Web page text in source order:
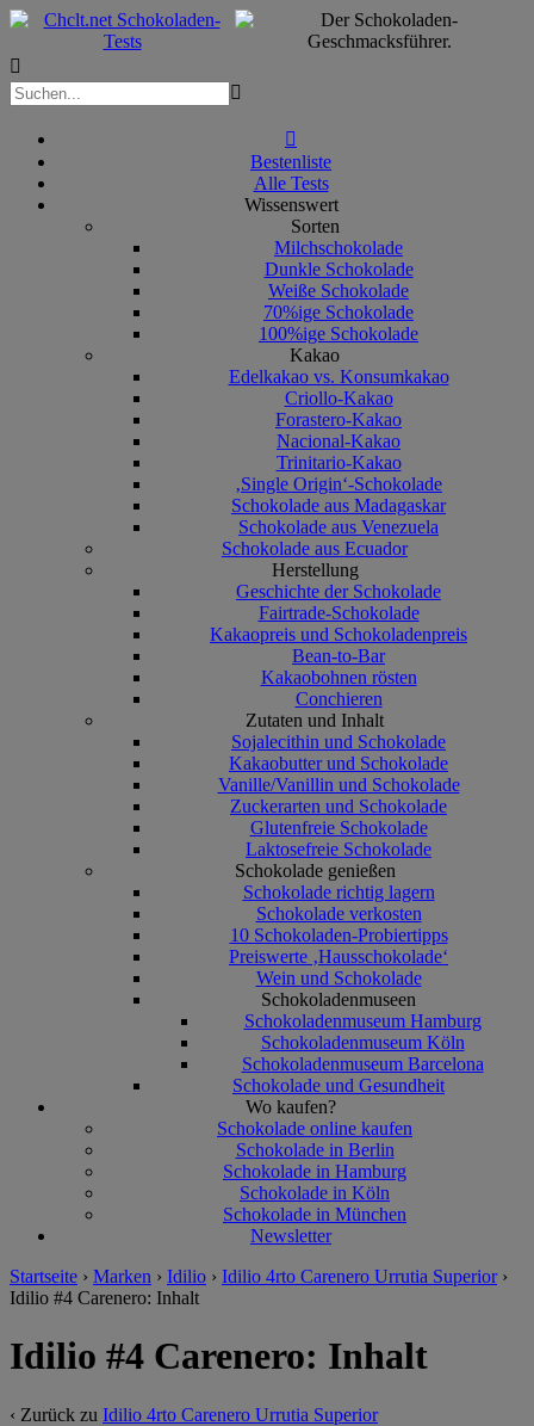



Bestenliste
Alle Tests
Wissenswert
Sorten
Milchschokolade
Dunkle Schokolade
Weiße Schokolade
70%ige Schokolade
100%ige Schokolade
Kakao
Edelkakao vs. Konsumkakao
Criollo-Kakao
Forastero-Kakao
Nacional-Kakao
Trinitario-Kakao
‚Single Origin‘-Schokolade
Schokolade aus Madagaskar
Schokolade aus Venezuela
Schokolade aus Ecuador
Herstellung
Geschichte der Schokolade
Fairtrade-Schokolade
Kakaopreis und Schokoladenpreis
Bean-to-Bar
Kakaobohnen rösten
Conchieren
Zutaten und Inhalt
Sojalecithin und Schokolade
Kakaobutter und Schokolade
Vanille/Vanillin und Schokolade
Zuckerarten und Schokolade
Glutenfreie Schokolade
Laktosefreie Schokolade
Schokolade genießen
Schokolade richtig lagern
Schokolade verkosten
10 Schokoladen-Probiertipps
Preiswerte ‚Hausschokolade‘
Wein und Schokolade
Schokoladenmuseen
Schokoladenmuseum Hamburg
Schokoladenmuseum Köln
Schokoladenmuseum Barcelona
Schokolade und Gesundheit
Wo kaufen?
Schokolade online kaufen
Schokolade in Berlin
Schokolade in Hamburg
Schokolade in Köln
Schokolade in München
Newsletter
Startseite › Marken › Idilio › Idilio 4rto Carenero Urrutia Superior ›
Idilio #4 Carenero: Inhalt
Idilio #4 Carenero: Inhalt
‹ Zurück zu Idilio 4rto Carenero Urrutia Superior